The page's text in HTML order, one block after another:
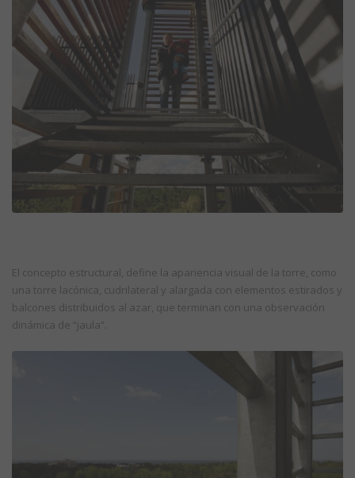
El concepto estructural, define la apariencia visual de la torre, como
una torre lacónica, cudrilateral y alargada con elementos estirados y
balcones distribuidos al azar, que terminan con una observación
dinámica de “jaula”.